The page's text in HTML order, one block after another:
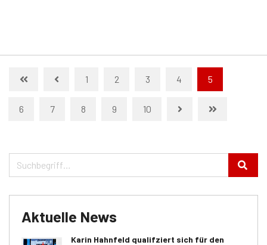
1 2 3 4 5
6 7 8 9 10
Aktuelle News
Karin Hahnfeld qualifziert sich für den